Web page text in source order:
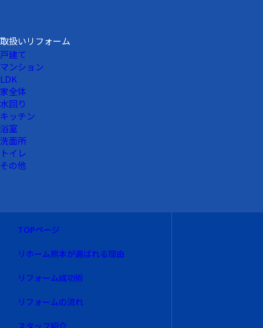
取扱いリフォーム
戸建て
マンション
LDK
家全体
水回り
キッチン
浴室
洗面所
トイレ
その他
TOPページ
リホーム熊本が選ばれる理由
リフォーム成功術
リフォームの流れ